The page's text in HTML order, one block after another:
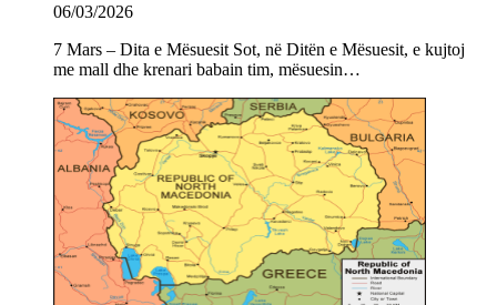
06/03/2026
7 Mars – Dita e Mësuesit Sot, në Ditën e Mësuesit, e kujtoj
me mall dhe krenari babain tim, mësuesin…